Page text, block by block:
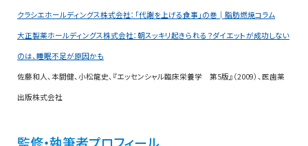
クラシエホールディングス株式会社：「代謝を上げる食事」の巻│脂肪燃焼コラム
大正製薬ホールディングス株式会社：朝スッキリ起きられる？ダイエットが成功しない
のは、睡眠不足が原因かも
佐藤和人、本間健、小松龍史、『エッセンシャル臨床栄養学 第5版』（2009）、医歯薬
出版株式会社